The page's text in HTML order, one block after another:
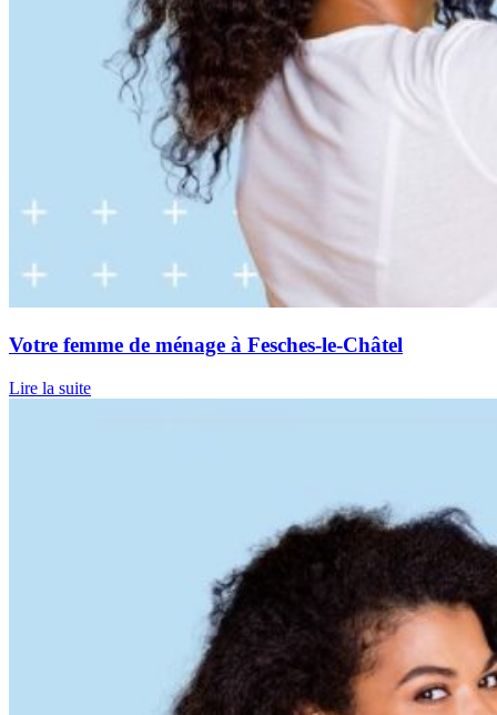
Votre femme de ménage à Fesches-le-Châtel
Lire la suite